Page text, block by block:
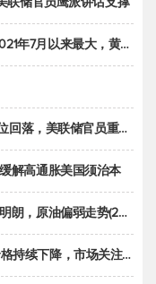
黄金期货投机性净多头头寸减少
员重申鹰派立场推动美元回升
解高通胀美国须治本
偏弱走势(20221128收评)
场关注OPEC+新一轮产能政策